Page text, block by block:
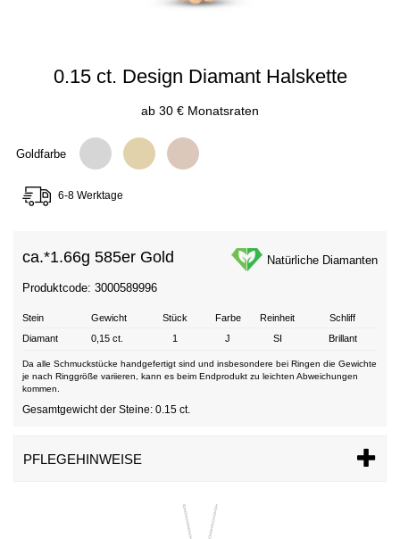
0.15 ct. Design Diamant Halskette
ab 30 € Monatsraten
Goldfarbe
6-8 Werktage
ca.*1.66g 585er Gold Natürliche Diamanten
Produktcode: 3000589996
Stein Gewicht Stück Farbe Reinheit
Schliff
Diamant
0,15 ct. 1 J SI Brillant
Da alle Schmuckstücke handgefertigt sind und insbesondere bei Ringen die Gewichte
je nach Ringgröße variieren, kann es beim Endprodukt zu leichten Abweichungen
kommen.
Gesamtgewicht der Steine: 0.15 ct.
PFLEGEHINWEISE